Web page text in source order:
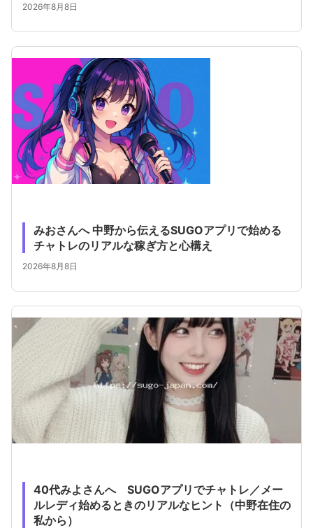
2026年8月8日
みおさんへ 中野から伝えるSUGOアプリで始める
チャトレのリアルな稼ぎ方と心構え
2026年8月8日
40代みよさんへ SUGOアプリでチャトレ／メー
ルレディ始めるときのリアルなヒント（中野在住の
私から）